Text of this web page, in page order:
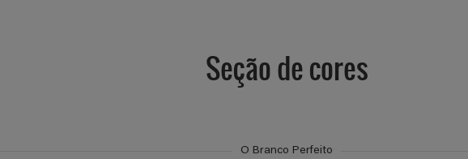
Seção de cores
O Branco Perfeito